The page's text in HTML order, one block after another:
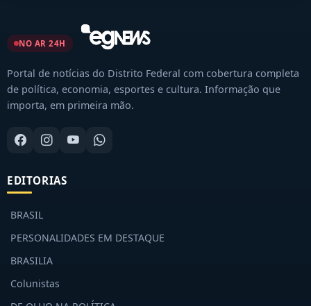
NO AR 24H
Portal de notícias do Distrito Federal com cobertura completa
de política, economia, esportes e cultura. Informação que
importa, em primeira mão.
EDITORIAS
BRASIL
PERSONALIDADES EM DESTAQUE
BRASILIA
Colunistas